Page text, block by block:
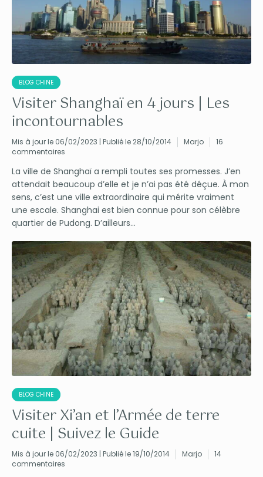
BLOG CHINE
Visiter Shanghaï en 4 jours | Les
incontournables
Mis à jour le 06/02/2023 | Publié le 28/10/2014 Marjo
16
commentaires
La ville de Shanghaï a rempli toutes ses promesses. J’en
attendait beaucoup d’elle et je n’ai pas été déçue. À mon
sens, c’est une ville extraordinaire qui mérite vraiment
une escale. Shanghai est bien connue pour son célèbre
quartier de Pudong. D’ailleurs...
BLOG CHINE
Visiter Xi’an et l’Armée de terre
cuite | Suivez le Guide
Mis à jour le 06/02/2023 | Publié le 19/10/2014 Marjo
14
commentaires